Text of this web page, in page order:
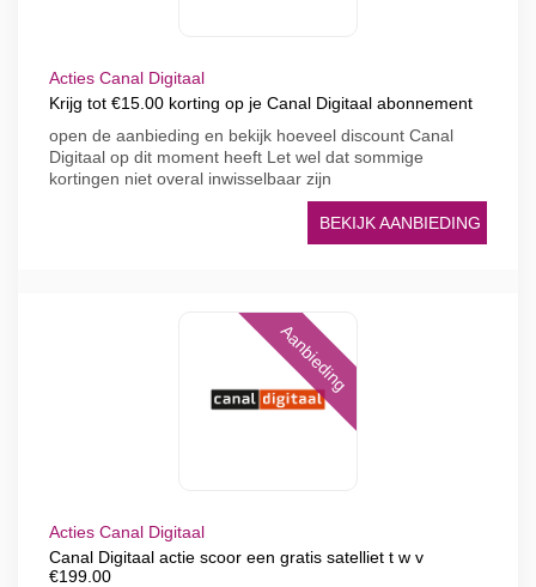
Acties Canal Digitaal
Krijg tot €15.00 korting op je Canal Digitaal abonnement
open de aanbieding en bekijk hoeveel discount Canal
Digitaal op dit moment heeft Let wel dat sommige
kortingen niet overal inwisselbaar zijn
BEKIJK AANBIEDING
Aanbieding
Acties Canal Digitaal
Canal Digitaal actie scoor een gratis satelliet t w v
€199.00